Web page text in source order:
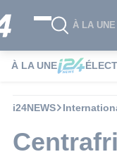
À LA UNE
À LA UNE
i24NEWS